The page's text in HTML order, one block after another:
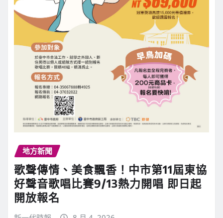
地方新聞
歌聲傳情、美食飄香！中市第11屆東協
好聲音歌唱比賽9/13熱力開唱 即日起
開放報名